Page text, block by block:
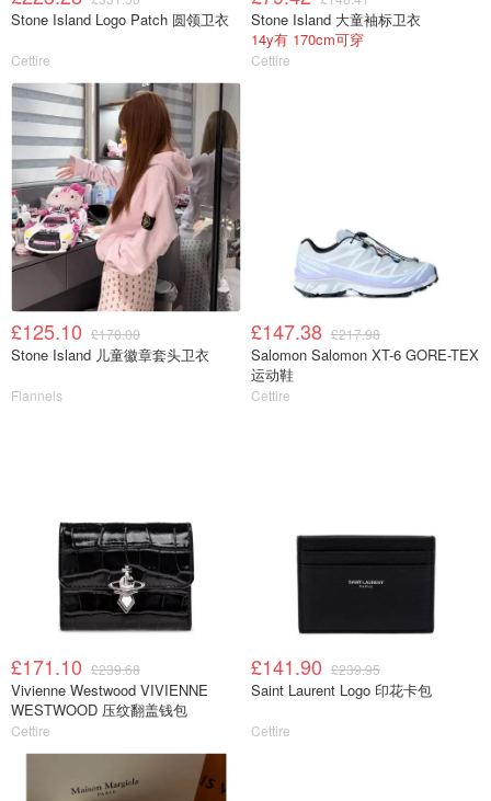
Stone Island Logo Patch 圆领卫衣
Cettire
Stone Island 大童袖标卫衣
14y有 170cm可穿
Cettire
£125.10 £170.00
Stone Island 儿童徽章套头卫衣
Flannels
£147.38 £217.98
Salomon Salomon XT-6 GORE-TEX
运动鞋
Cettire
£171.10 £239.68
Vivienne Westwood VIVIENNE
WESTWOOD 压纹翻盖钱包
Cettire
£141.90 £239.95
Saint Laurent Logo 印花卡包
Cettire